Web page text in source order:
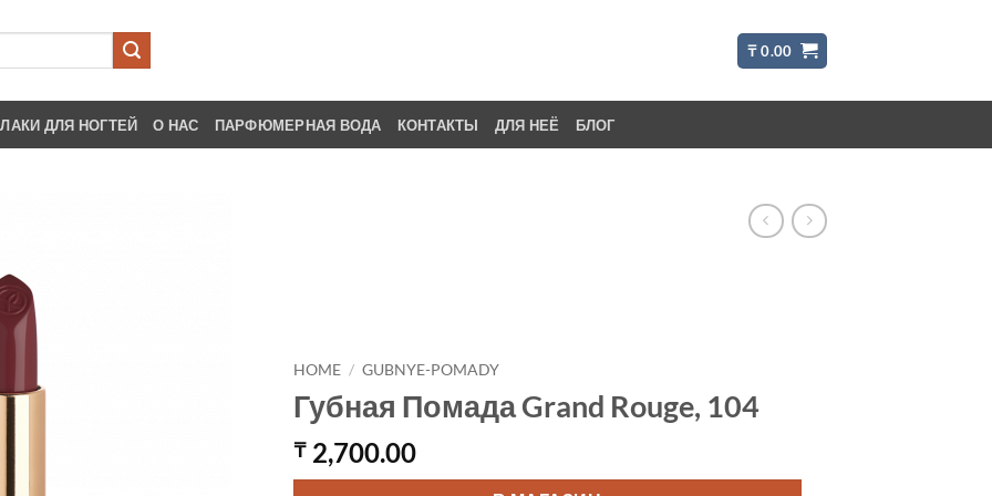
₸0.00
ЛАКИ ДЛЯ НОГТЕЙ О НАС ПАРФЮМЕРНАЯ ВОДА КОНТАКТЫ ДЛЯ НЕЁ БЛОГ
HOME / GUBNYE-POMADY
Губная Помада Grand Rouge, 104
₸2,700.00